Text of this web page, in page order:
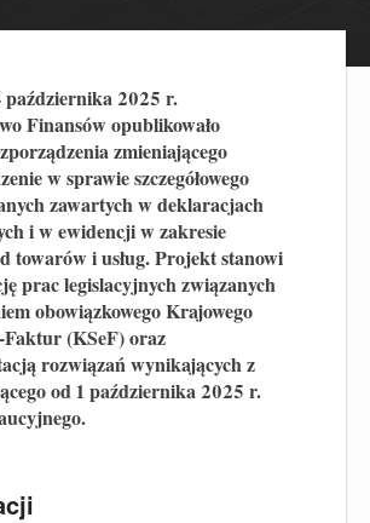
października 2025 r.
Finansów opublikowało
zmieniającego
w sprawie szczegółowego
zawartych w deklaracjach
i w ewidencji w zakresie
towarów i usług. Projekt stanowi
prac legislacyjnych związanych
obowiązkowego Krajowego
Faktur (KSeF) oraz
rozwiązań wynikających z
od 1 października 2025 r.